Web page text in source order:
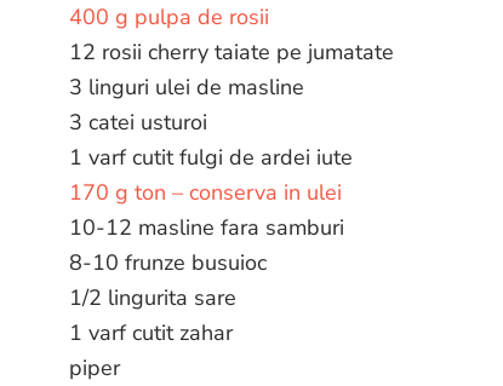
400 g pulpa de rosii
12 rosii cherry taiate pe jumatate
3 linguri ulei de masline
3 catei usturoi
1 varf cutit fulgi de ardei iute
170 g ton – conserva in ulei
10-12 masline fara samburi
8-10 frunze busuioc
1/2 lingurita sare
1 varf cutit zahar
piper